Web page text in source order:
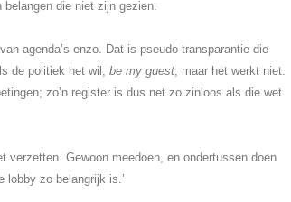
die niet zijn gezien.
agenda’s enzo. Dat is pseudo-transparantie die
de politiek het wil,be my guest, maar het werkt niet.
zo’n register is dus net zo zinloos als die wet
verzetten. Gewoon meedoen, en ondertussen doen
lobby zo belangrijk is.’